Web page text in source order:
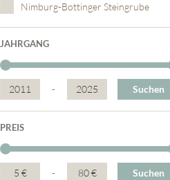
Nimburg-Bottinger Steingrube
JAHRGANG
2011 - 2025 Suchen
PREIS
5 € - 80 € Suchen